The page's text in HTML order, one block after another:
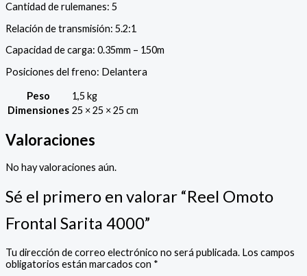
Cantidad de rulemanes: 5
Relación de transmisión: 5.2:1
Capacidad de carga: 0.35mm – 150m
Posiciones del freno: Delantera
Peso
1,5 kg
Dimensiones 25 × 25 × 25 cm
Valoraciones
No hay valoraciones aún.
Sé el primero en valorar “Reel Omoto
Frontal Sarita 4000”
Tu dirección de correo electrónico no será publicada. Los campos
obligatorios están marcados con *